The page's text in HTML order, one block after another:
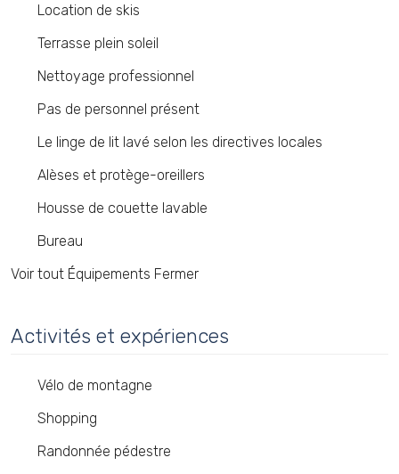
Location de skis
Terrasse plein soleil
Nettoyage professionnel
Pas de personnel présent
Le linge de lit lavé selon les directives locales
Alèses et protège-oreillers
Housse de couette lavable
Bureau
Voir tout Équipements Fermer
Activités et expériences
Vélo de montagne
Shopping
Randonnée pédestre